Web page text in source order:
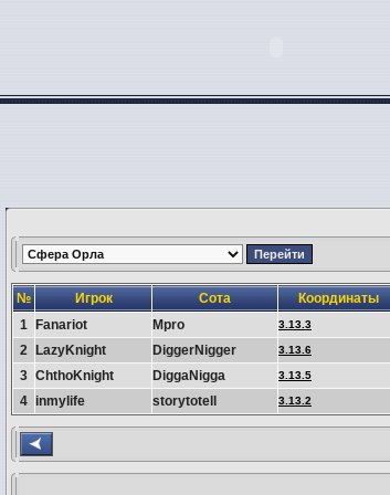
№ Игрок Сота Координаты
1
Fanariot Mpro 3.13.3
2
LazyKnight DiggerNigger 3.13.6
3 ChthoKnight DiggaNigga 3.13.5
4 inmylife storytotell 3.13.2